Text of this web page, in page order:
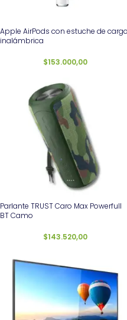
Apple AirPods con estuche de carga
inalámbrica
$153.000,00
Parlante TRUST Caro Max Powerfull
BT Camo
$143.520,00